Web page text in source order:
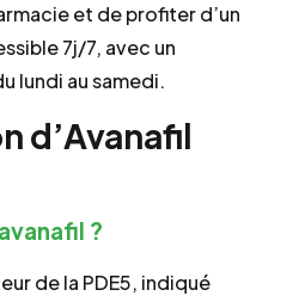
et de profiter d’un
7j/7, avec un
lundi au samedi.
d’Avanafil
?
de la PDE5, indiqué